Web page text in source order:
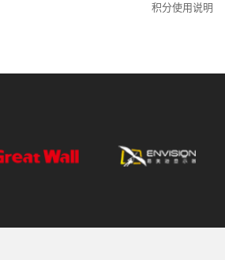
积分使用说明